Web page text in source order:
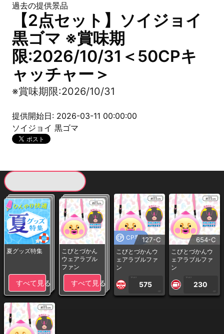
過去の提供景品
【2点セット】ソイジョイ
黒ゴマ ※賞味期
限:2026/10/31＜50CPキ
ャッチャー＞
※賞味期限:2026/10/31
提供開始日: 2026-03-11 00:00:00
ソイジョイ 黒ゴマ
夏グッズ特集
すべて見る
こびとづかん
ウェアラブル
ファン
すべて見る
CP専用127-C
こびとづかんウ
ェアラブルファ
ン
1PLAY
575
CP
654-C
こびとづかんウ
ェアラブルファ
ン
1PLAY
230
CP